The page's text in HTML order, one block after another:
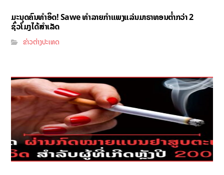
ມະນຸດຄົນທຳອິດ! Sawe ທຳລາຍກຳແພງແລ່ນມາຣາທອນຕ່ຳກວ່າ 2
ຊົ່ວໂມງໄດ້ສຳເລັດ
ຂ່າວຕ່າງປະເທດ